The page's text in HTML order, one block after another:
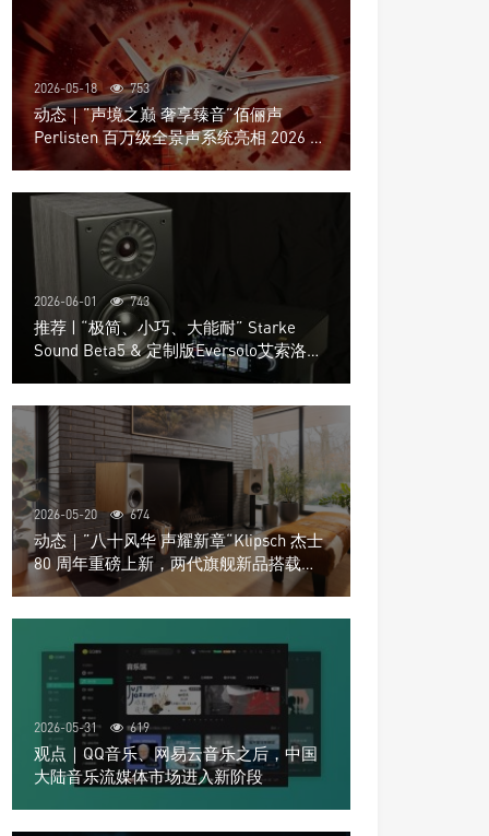
2026-05-18 753
动态｜”声境之巅 奢享臻音”佰俪声
Perlisten 百万级全景声系统亮相 2026 北
京国际音响展
2026-06-01 743
推荐 | “极简、小巧、大能耐” Starke
Sound Beta5 & 定制版Eversolo艾索洛
Play音响组合
2026-05-20 674
动态｜”八十风华 声耀新章“Klipsch 杰士
80 周年重磅上新，两代旗舰新品搭载硬
核配置音质再升级
2026-05-31 619
观点｜QQ音乐、网易云音乐之后，中国
大陆音乐流媒体市场进入新阶段